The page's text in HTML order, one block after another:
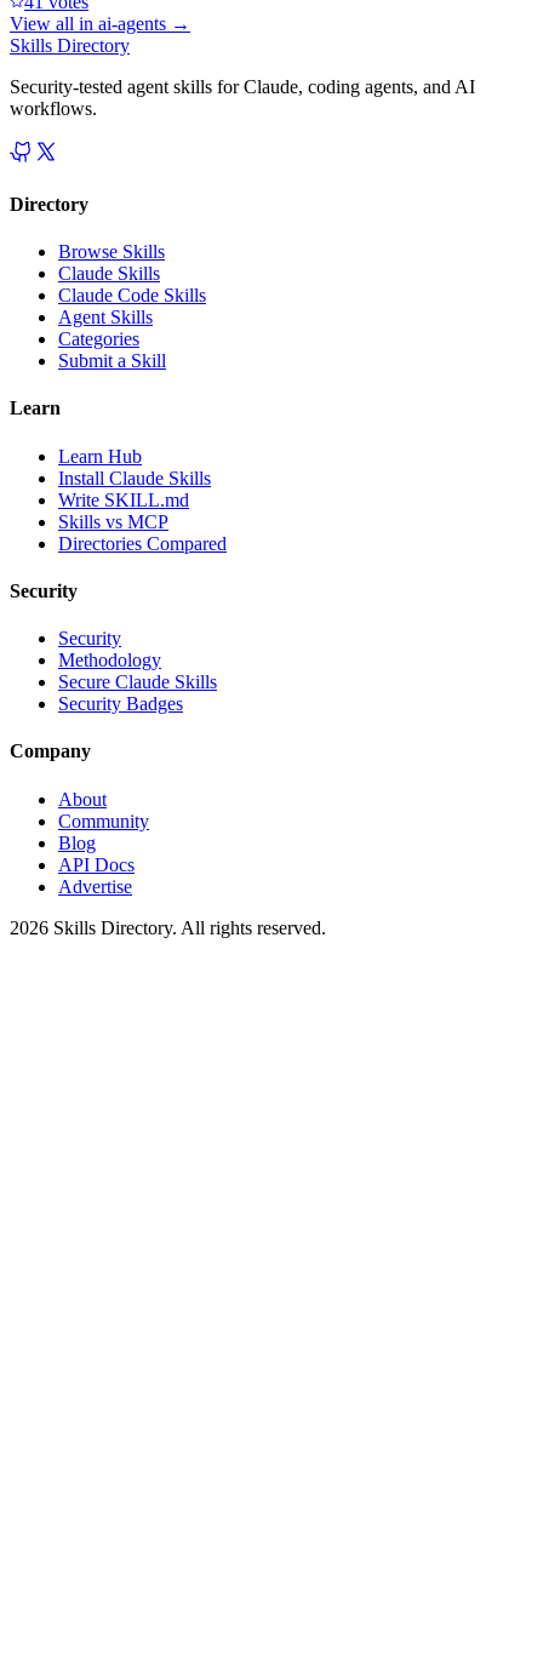
View all in ai-agents →
Skills Directory
Security-tested agent skills for Claude, coding agents, and AI
workflows.
Directory
Browse Skills
Claude Skills
Claude Code Skills
Agent Skills
Categories
Submit a Skill
Learn
Learn Hub
Install Claude Skills
Write SKILL.md
Skills vs MCP
Directories Compared
Security
Security
Methodology
Secure Claude Skills
Security Badges
Company
About
Community
Blog
API Docs
Advertise
2026 Skills Directory. All rights reserved.